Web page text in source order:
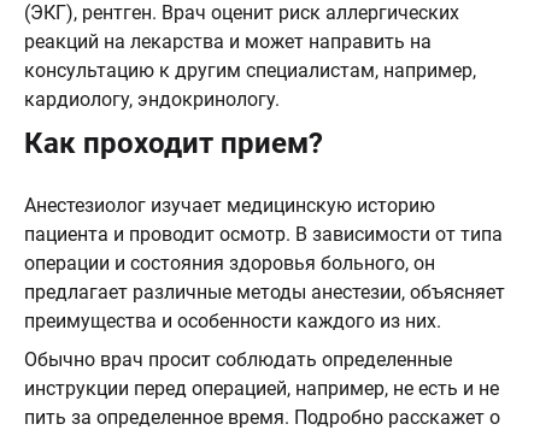
(ЭКГ), рентген. Врач оценит риск аллергических
реакций на лекарства и может направить на
консультацию к другим специалистам, например,
кардиологу, эндокринологу.
Как проходит прием?
Анестезиолог изучает медицинскую историю
пациента и проводит осмотр. В зависимости от типа
операции и состояния здоровья больного, он
предлагает различные методы анестезии, объясняет
преимущества и особенности каждого из них.
Обычно врач просит соблюдать определенные
инструкции перед операцией, например, не есть и не
пить за определенное время. Подробно расскажет о